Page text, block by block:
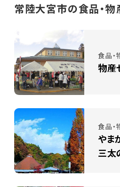
常陸大宮市の食品・
食品
物産
食品
やま
三太